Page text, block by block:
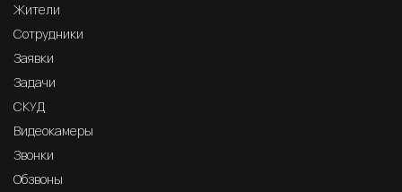
Жители
Сотрудники
Заявки
Задачи
СКУД
Видеокамеры
Звонки
Обзвоны